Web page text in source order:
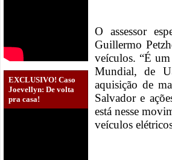
EXCLUSIVO! Caso
Joevellyn: De volta
pra casa!
O assessor
Guillermo
veículos. “É
Mundial, de
aquisição de
Salvador e
está nesse
veículos